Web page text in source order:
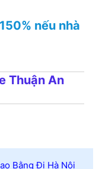
nếu nhà
Thuận An
Bằng Đi Hà Nội